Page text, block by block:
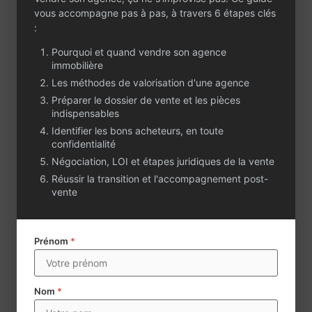
comprenant près de
50 biens résidentiels
et une dizaine de
programmes neufs à
commercialiser. Le
portefeuille de
gestion, en
croissance régulière,
rassemble aujourd’hui
près de 30 lots, aussi
bien des
appartements que
des maisons. Si le
chiffre d’affaires
développement est
considérable. Le
marché local
enregistre plus de
300 transactions par
vous accompagne pas à pas, à travers 6 étapes clés
:
Pourquoi et quand vendre son agence
immobilière
Les méthodes de valorisation d'une agence
Préparer le dossier de vente et les pièces
indispensables
Identifier les bons acheteurs, en toute
confidentialité
Négociation, LOI et étapes juridiques de la vente
Réussir la transition et l'accompagnement post-
vente
Prénom *
Nom *